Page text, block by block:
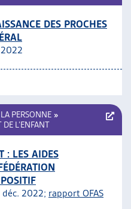
DES PROCHES
2022
PERSONNE »
DE L’ENFANT
: LES AIDES
déc. 2022; rapport OFAS